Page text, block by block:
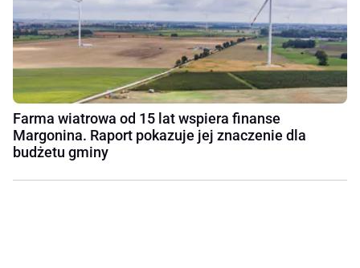
Farma wiatrowa od 15 lat wspiera finanse
Margonina. Raport pokazuje jej znaczenie dla
budżetu gminy